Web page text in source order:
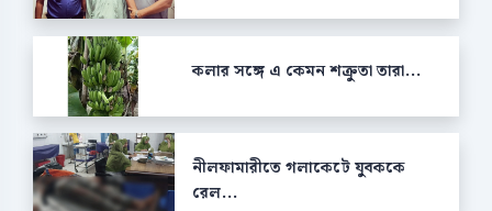
কলার সঙ্গে এ কেমন শক্রুতা তারা...
নীলফামারীতে গলাকেটে যুবককে
রেল...